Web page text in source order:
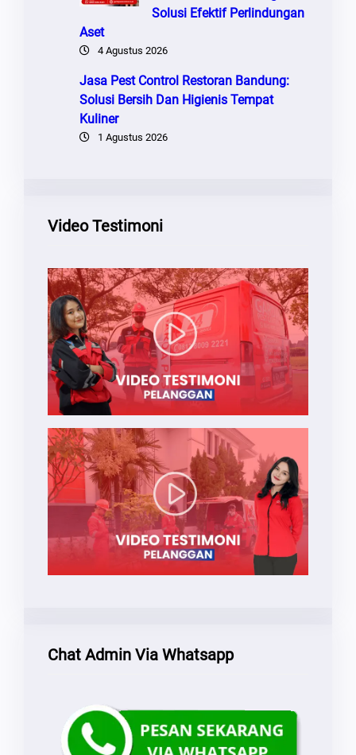
Solusi Efektif Perlindungan
Aset
4 Agustus 2026
Jasa Pest Control Restoran Bandung:
Solusi Bersih Dan Higienis Tempat
Kuliner
1 Agustus 2026
Video Testimoni
Chat Admin Via Whatsapp